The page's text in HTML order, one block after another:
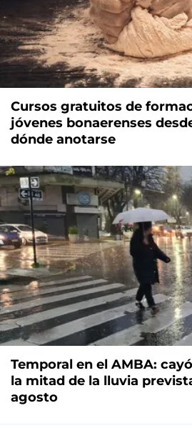
Cursos gratuitos de
jóvenes bonaerenses
dónde anotarse
Temporal en el AMBA:
la mitad de la lluvia
agosto